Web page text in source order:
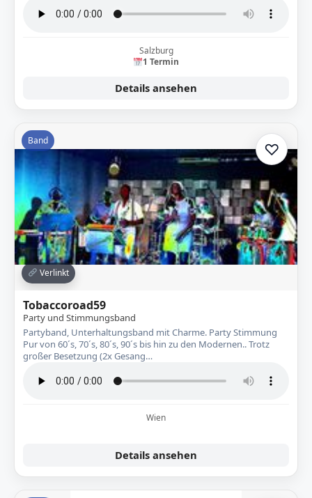
Salzburg
1 Termin
Details ansehen
Band
Verlinkt
♡Zur
Tobaccoroad59
Party und Stimmungsband
Partyband, Unterhaltungsband mit Charme. Party Stimmung
Pur von 60´s, 70´s, 80´s, 90´s bis hin zu den Modernen.. Trotz
großer Besetzung (2x Gesang…
Wien
Details ansehen